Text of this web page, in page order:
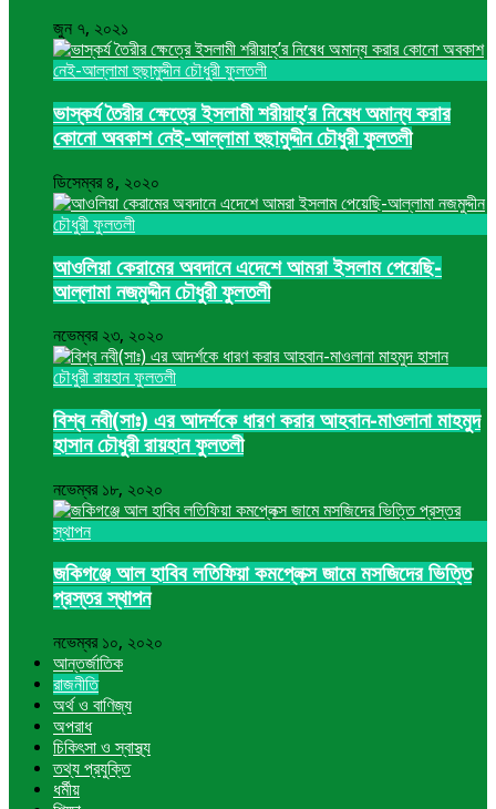
জুন ৭, ২০২১
ভাস্কর্য তৈরীর ক্ষেত্রে ইসলামী শরীয়াহ্’র নিষেধ অমান্য করার
কোনো অবকাশ নেই-আল্লামা হুছামুদ্দীন চৌধুরী ফুলতলী
ডিসেম্বর ৪, ২০২০
আওলিয়া কেরামের অবদানে এদেশে আমরা ইসলাম পেয়েছি-
আল্লামা নজমুদ্দীন চৌধুরী ফুলতলী
নভেম্বর ২৩, ২০২০
বিশ্ব নবী(সাঃ) এর আদর্শকে ধারণ করার আহবান-মাওলানা মাহমুদ
হাসান চৌধুরী রায়হান ফুলতলী
নভেম্বর ১৮, ২০২০
জকিগঞ্জে আল হাবিব লতিফিয়া কমপ্লেক্স জামে মসজিদের ভিত্তি
প্রস্তর স্থাপন
নভেম্বর ১০, ২০২০
আন্তর্জাতিক
রাজনীতি
অর্থ ও বাণিজ্য
অপরাধ
চিকিৎসা ও স্বাস্থ্য
তথ্য প্রযুক্তি
ধর্মীয়